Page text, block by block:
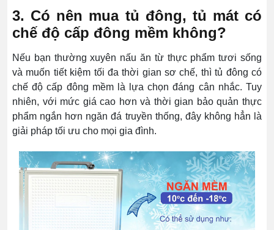
3. Có nên mua tủ đông, tủ mát có
chế độ cấp đông mềm không?
Nếu bạn thường xuyên nấu ăn từ thực phẩm tươi sống
và muốn tiết kiệm tối đa thời gian sơ chế, thì tủ đông có
chế độ cấp đông mềm là lựa chọn đáng cân nhắc. Tuy
nhiên, với mức giá cao hơn và thời gian bảo quản thực
phẩm ngắn hơn ngăn đá truyền thống, đây không hẳn là
giải pháp tối ưu cho mọi gia đình.